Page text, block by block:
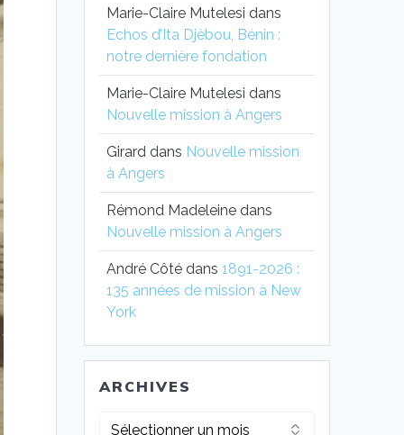
Marie-Claire Mutelesi dans
Echos d’Ita Djèbou, Bénin :
notre dernière fondation
Marie-Claire Mutelesi dans
Nouvelle mission à Angers
Girard dans Nouvelle mission
à Angers
Rémond Madeleine dans
Nouvelle mission à Angers
André Côté dans1891-2026 :
135 années de mission à New
York
ARCHIVES